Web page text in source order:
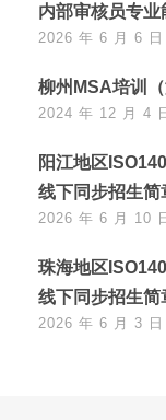
内部审核员专
2026 年 6 月 6 日
柳州MSA培训
2024 年 12 月 4
阳江地区
线下同步招生简
2026 年 6 月 10
珠海地区
线下同步招生简
2026 年 6 月 3 日